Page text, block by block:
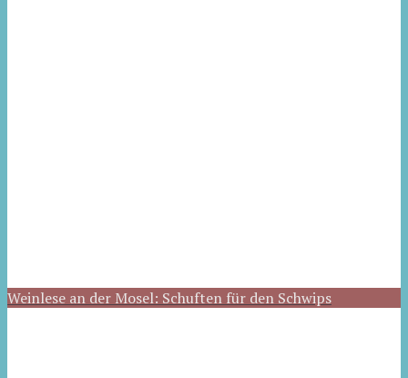
Weinlese an der Mosel: Schuften für den Schwips